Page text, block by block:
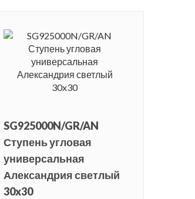
SG925000N/GR/AN
Ступень угловая
универсальная
Александрия светлый
30x30